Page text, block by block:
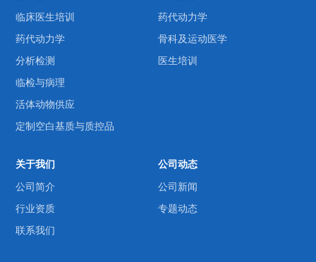
临床医生培训
药代动力学
分析检测
临检与病理
活体动物供应
定制空白基质与质控品
药代动力学
骨科及运动医学
医生培训
关于我们
公司简介
行业资质
联系我们
公司动态
公司新闻
专题动态